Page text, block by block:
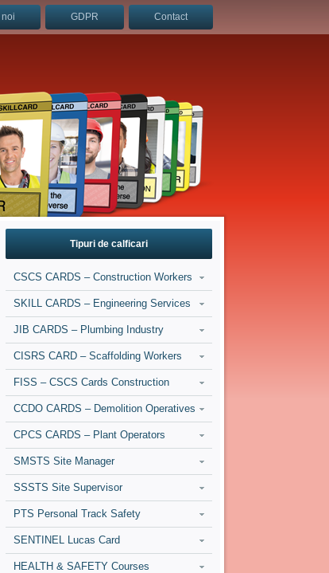
noi GDPR Contact
Tipuri de calficari
CSCS CARDS – Construction Workers
SKILL CARDS – Engineering Services
JIB CARDS – Plumbing Industry
CISRS CARD – Scaffolding Workers
FISS – CSCS Cards Construction
CCDO CARDS – Demolition Operatives
CPCS CARDS – Plant Operators
SMSTS Site Manager
SSSTS Site Supervisor
PTS Personal Track Safety
SENTINEL Lucas Card
HEALTH & SAFETY Courses